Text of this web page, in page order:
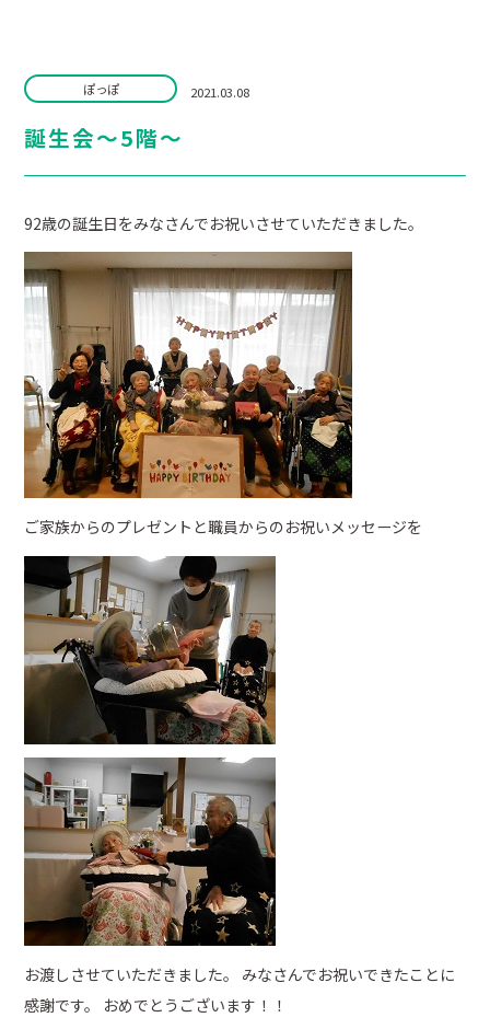
ぽっぽ 2021.03.08
誕生会～5階～
92歳の誕生日をみなさんでお祝いさせていただきました。
ご家族からのプレゼントと職員からのお祝いメッセージを
お渡しさせていただきました。 みなさんでお祝いできたことに
感謝です。 おめでとうございます！！